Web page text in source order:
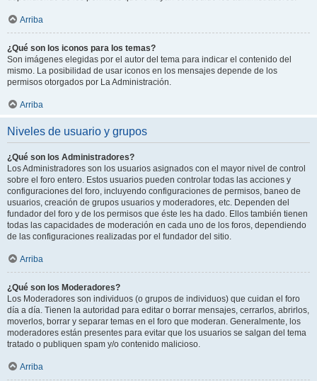
Arriba
¿Qué son los iconos para los temas?
Son imágenes elegidas por el autor del tema para indicar el contenido del
mismo. La posibilidad de usar iconos en los mensajes depende de los
permisos otorgados por La Administración.
Arriba
Niveles de usuario y grupos
¿Qué son los Administradores?
Los Administradores son los usuarios asignados con el mayor nivel de control
sobre el foro entero. Estos usuarios pueden controlar todas las acciones y
configuraciones del foro, incluyendo configuraciones de permisos, baneo de
usuarios, creación de grupos usuarios y moderadores, etc. Dependen del
fundador del foro y de los permisos que éste les ha dado. Ellos también tienen
todas las capacidades de moderación en cada uno de los foros, dependiendo
de las configuraciones realizadas por el fundador del sitio.
Arriba
¿Qué son los Moderadores?
Los Moderadores son individuos (o grupos de individuos) que cuidan el foro
día a día. Tienen la autoridad para editar o borrar mensajes, cerrarlos, abrirlos,
moverlos, borrar y separar temas en el foro que moderan. Generalmente, los
moderadores están presentes para evitar que los usuarios se salgan del tema
tratado o publiquen spam y/o contenido malicioso.
Arriba